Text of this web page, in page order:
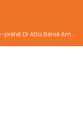
Indépendance 2026 À Yakassé-Mé: Le sous-préfet Dr Atta Bénié Amédé appelle à l’unité, à la sécurité et au développement